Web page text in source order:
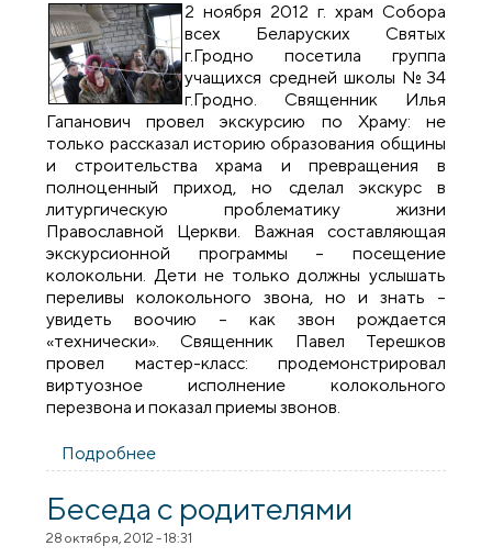
2 ноября 2012 г. храм Собора
всех Беларуских Святых
г.Гродно посетила группа
учащихся средней школы №34
г.Гродно. Священник Илья
Гапанович провел экскурсию по Храму: не
только рассказал историю образования общины
и строительства храма и превращения в
полноценный приход, но сделал экскурс в
литургическую проблематику жизни
Православной Церкви. Важная составляющая
экскурсионной программы – посещение
колокольни. Дети не только должны услышать
переливы колокольного звона, но и знать –
увидеть воочию – как звон рождается
«технически». Священник Павел Терешков
провел мастер-класс: продемонстрировал
виртуозное исполнение колокольного
перезвона и показал приемы звонов.
Подробнее
Белорусских Святых провели ряд встреч
Беседа с родителями
28 октября, 2012 - 18:31